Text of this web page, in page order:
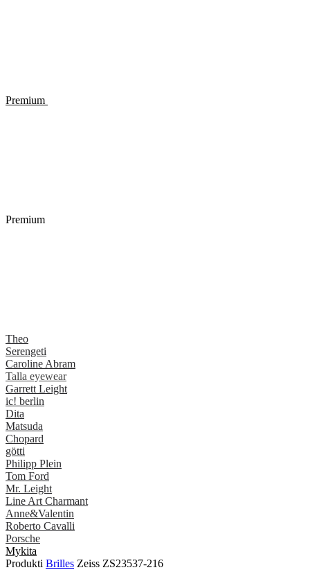
Premium
Premium
Theo
Serengeti
Caroline Abram
Talla eyewear
Garrett Leight
ic! berlin
Dita
Matsuda
Chopard
götti
Philipp Plein
Tom Ford
Mr. Leight
Line Art Charmant
Anne&Valentin
Roberto Cavalli
Porsche
Mykita
Produkti Brilles Zeiss ZS23537-216